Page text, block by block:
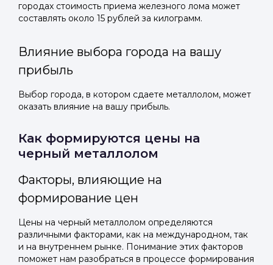
городах стоимость приема железного лома может
составлять около 15 рублей за килограмм.
Влияние выбора города на вашу
прибыль
Выбор города, в котором сдаете металлолом, может
оказать влияние на вашу прибыль.
Как формируются цены на
черный металлолом
Факторы, влияющие на
формирование цен
Цены на черный металлолом определяются
различными факторами, как на международном, так
и на внутреннем рынке. Понимание этих факторов
поможет нам разобраться в процессе формирования